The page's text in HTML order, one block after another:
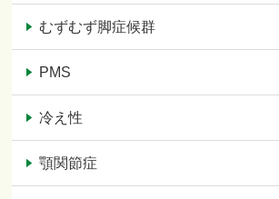
むずむず脚症候群
PMS
冷え性
顎関節症